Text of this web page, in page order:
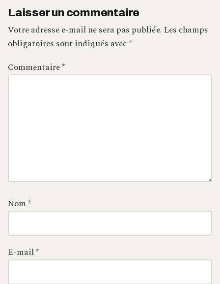
Laisser un commentaire
Votre adresse e-mail ne sera pas publiée.Les champs
obligatoires sont indiqués avec*
Commentaire*
Nom*
E-mail*